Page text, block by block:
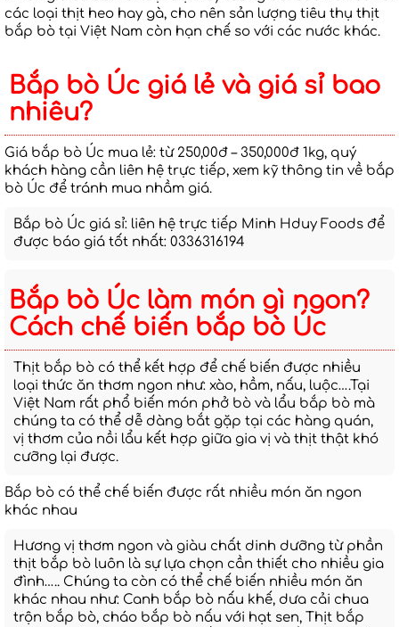
các loại thịt heo hay gà, cho nên sản lượng tiêu thụ thịt
bắp bò tại Việt Nam còn hạn chế so với các nước khác.
Bắp bò Úc giá lẻ và giá sỉ bao
nhiêu?
Giá bắp bò Úc mua lẻ: từ 250,00đ – 350,000đ 1kg, quý
khách hàng cần liên hệ trực tiếp, xem kỹ thông tin về bắp
bò Úc để tránh mua nhầm giá.
Bắp bò Úc giá sỉ: liên hệ trực tiếp Minh Hduy Foods để
được báo giá tốt nhất: 0336316194
Bắp bò Úc làm món gì ngon?
Cách chế biến bắp bò Úc
Thịt bắp bò có thể kết hợp để chế biến được nhiều
loại thức ăn thơm ngon như: xào, hầm, nấu, luộc….Tại
Việt Nam rất phổ biến món phở bò và lẩu bắp bò mà
chúng ta có thể dễ dàng bắt gặp tại các hàng quán,
vị thơm của nồi lẩu kết hợp giữa gia vị và thịt thật khó
cưỡng lại được.
Bắp bò có thể chế biến được rất nhiều món ăn ngon
khác nhau
Hương vị thơm ngon và giàu chất dinh dưỡng từ phần
thịt bắp bò luôn là sự lựa chọn cần thiết cho nhiều gia
đình….. Chúng ta còn có thể chế biến nhiều món ăn
khác nhau như: Canh bắp bò nấu khế, dưa cải chua
trộn bắp bò, cháo bắp bò nấu với hạt sen, Thịt bắp